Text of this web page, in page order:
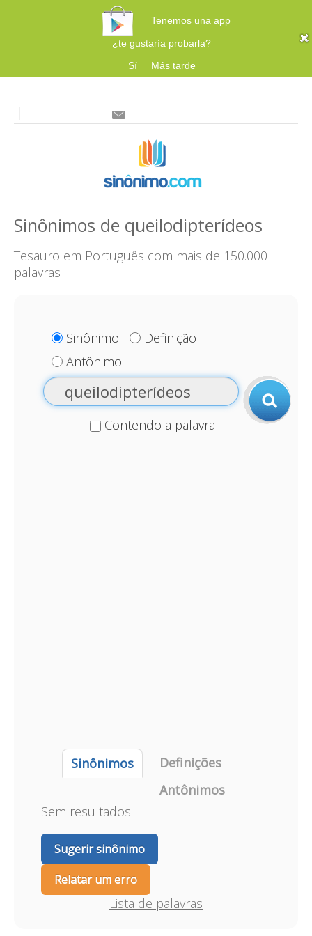
Tenemos una app
¿te gustaría probarla?
Sí
Más tarde
Sinônimos de queilodipterídeos
Tesauro em Português com mais de 150.000
palavras
Sinônimo
Definição
Antônimo
Contendo a palavra
Sinônimos
Definições
Antônimos
Sem resultados
Sugerir sinônimo
Relatar um erro
Lista de palavras